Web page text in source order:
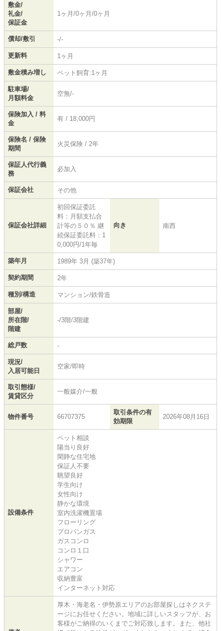
敷金/
礼金/
保証金
1ヶ月/0ヶ月/0ヶ月
償却/敷引 -/-
更新料 1ヶ月
敷金積み増し ペット飼育:1ヶ月
駐車場/
月額料金
空無/-
保険加入 / 料
金
有 / 18,000円
保険名 / 保険
期間
火災保険 / 2年
保証人代行義
務
必加入
保証会社 その他
保証会社詳細
初回保証委託
料：月額支払合
計等の５０％ 継
続保証委託料：1
0,000円/1年毎
向き 南西
築年月 1989年 3月 (築37年)
契約期間 2年
種別/構造 マンション/鉄骨造
部屋/
所在階/
階建
-/3階/3階建
総戸数 -
現況/
入居可能日
空家/即時
取引態様/
賃貸区分
一般媒介/一般
物件番号 66707375
取引条件の有
効期限
2026年08月16日
設備条件
ペット相談
陽当り良好
閑静な住宅地
保証人不要
眺望良好
学生向け
女性向け
静かな環境
室内洗濯機置場
フローリング
プロパンガス
ガスコンロ
コンロ１口
シャワー
エアコン
収納豊富
インターネット対応
厚木・海老名・伊勢原エリアのお部屋探しはネクステ
ージにお任せください。地域に詳しいスタッフが、お
客様がご納得のいくまでご対応致します。また、他社